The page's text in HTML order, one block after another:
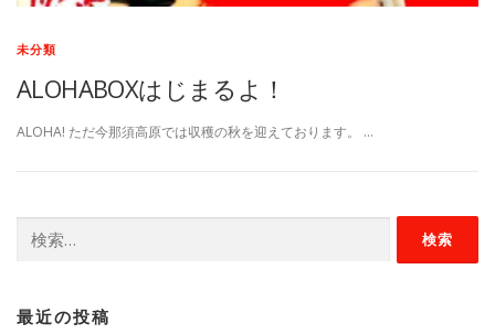
未分類
ALOHABOXはじまるよ！
ALOHA! ただ今那須高原では収穫の秋を迎えております。 …
索:
最近の投稿